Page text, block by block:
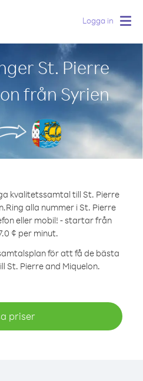
Logga in
St. Pierre
från Syrien
kvalitetssamtal till St. Pierre
Ring alla nummer i St. Pierre
eller mobil! - startar från
¢ per minut.
för att få de bästa
St. Pierre and Miquelon.
priser